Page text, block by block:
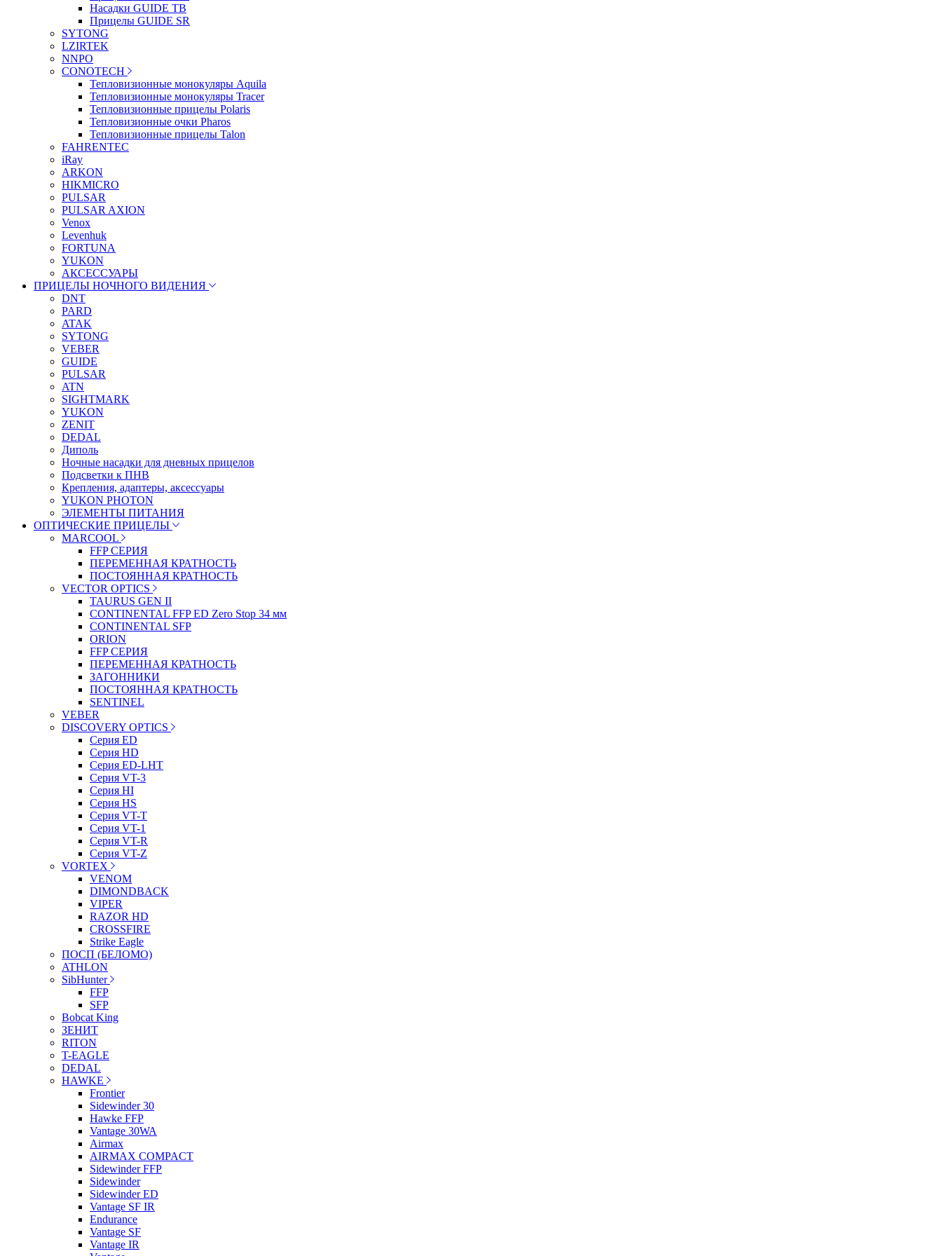
Насадки GUIDE TB
Прицелы GUIDE SR
SYTONG
LZIRTEK
NNPO
CONOTECH
Тепловизионные монокуляры Aquila
Тепловизионные монокуляры Tracer
Тепловизионные прицелы Polaris
Тепловизионные очки Pharos
Тепловизионные прицелы Talon
FAHRENTEC
iRay
ARKON
HIKMICRO
PULSAR
PULSAR AXION
Venox
Levenhuk
FORTUNA
YUKON
АКСЕССУАРЫ
ПРИЦЕЛЫ НОЧНОГО ВИДЕНИЯ
DNT
PARD
ATAK
SYTONG
VEBER
GUIDE
PULSAR
ATN
SIGHTMARK
YUKON
ZENIT
DEDAL
Диполь
Ночные насадки для дневных прицелов
Подсветки к ПНВ
Крепления, адаптеры, аксессуары
YUKON PHOTON
ЭЛЕМЕНТЫ ПИТАНИЯ
ОПТИЧЕСКИЕ ПРИЦЕЛЫ
MARCOOL
FFP СЕРИЯ
ПЕРЕМЕННАЯ КРАТНОСТЬ
ПОСТОЯННАЯ КРАТНОСТЬ
VECTOR OPTICS
TAURUS GEN II
CONTINENTAL FFP ED Zero Stop 34 мм
CONTINENTAL SFP
ORION
FFP СЕРИЯ
ПЕРЕМЕННАЯ КРАТНОСТЬ
ЗАГОННИКИ
ПОСТОЯННАЯ КРАТНОСТЬ
SENTINEL
VEBER
DISCOVERY OPTICS
Серия ED
Серия HD
Серия ED-LHT
Серия VT-3
Серия HI
Серия HS
Серия VT-T
Серия VT-1
Серия VT-R
Серия VT-Z
VORTEX
VENOM
DIMONDBACK
VIPER
RAZOR HD
CROSSFIRE
Strike Eagle
ПОСП (БЕЛОМО)
ATHLON
SibHunter
FFP
SFP
Bobcat King
ЗЕНИТ
RITON
T-EAGLE
DEDAL
HAWKE
Frontier
Sidewinder 30
Hawke FFP
Vantage 30WA
Airmax
AIRMAX COMPACT
Sidewinder FFP
Sidewinder
Sidewinder ED
Vantage SF IR
Endurance
Vantage SF
Vantage IR